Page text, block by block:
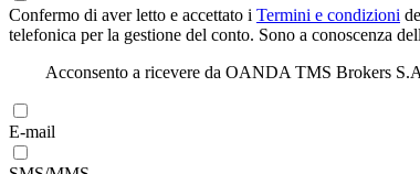
Confermo di aver letto e accettato i Termini e condizioni
telefonica per la gestione del conto. Sono a conoscenza
Acconsento a ricevere da OANDA TMS Brokers
E-mail